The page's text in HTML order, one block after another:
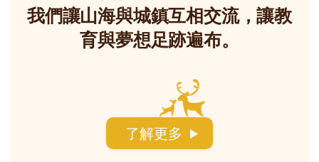
我們讓山海與城鎮互相交流，讓教
育與夢想足跡遍布。